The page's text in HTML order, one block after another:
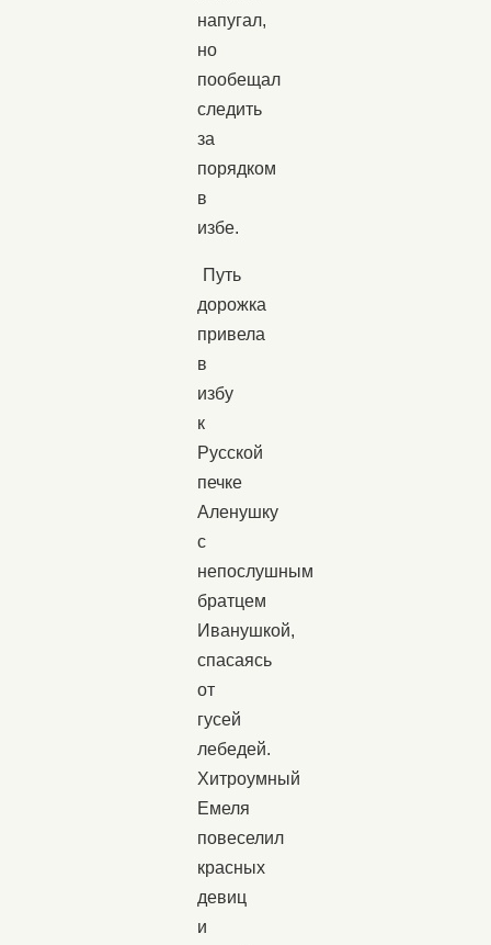
напугал,
но
пообещал
следить
за
порядком
в
избе.
Путь
дорожка
привела
в
избу
к
Русской
печке
Аленушку
с
непослушным
братцем
Иванушкой,
спасаясь
от
гусей
лебедей.
Хитроумный
Емеля
повеселил
красных
девиц
и